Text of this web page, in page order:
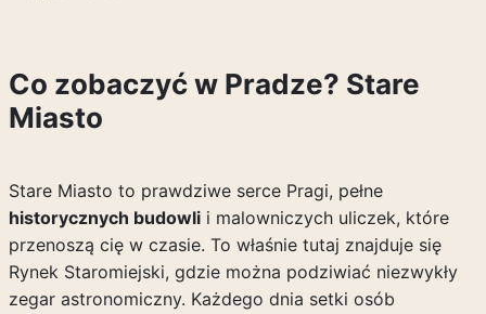
Co zobaczyć w Pradze? Stare
Miasto
Stare Miasto to prawdziwe serce Pragi, pełne
historycznych budowlii malowniczych uliczek, które
przenoszą cię w czasie. To właśnie tutaj znajduje się
Rynek Staromiejski, gdzie można podziwiać niezwykły
zegar astronomiczny. Każdego dnia setki osób